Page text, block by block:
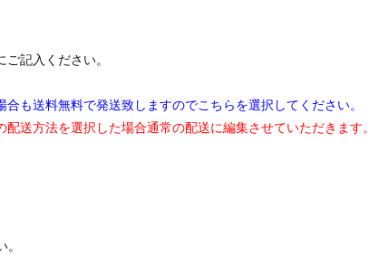
記入ください。
も送料無料で発送致しますのでこちらを選択してください。
送方法を選択した場合通常の配送に編集させていただきます。